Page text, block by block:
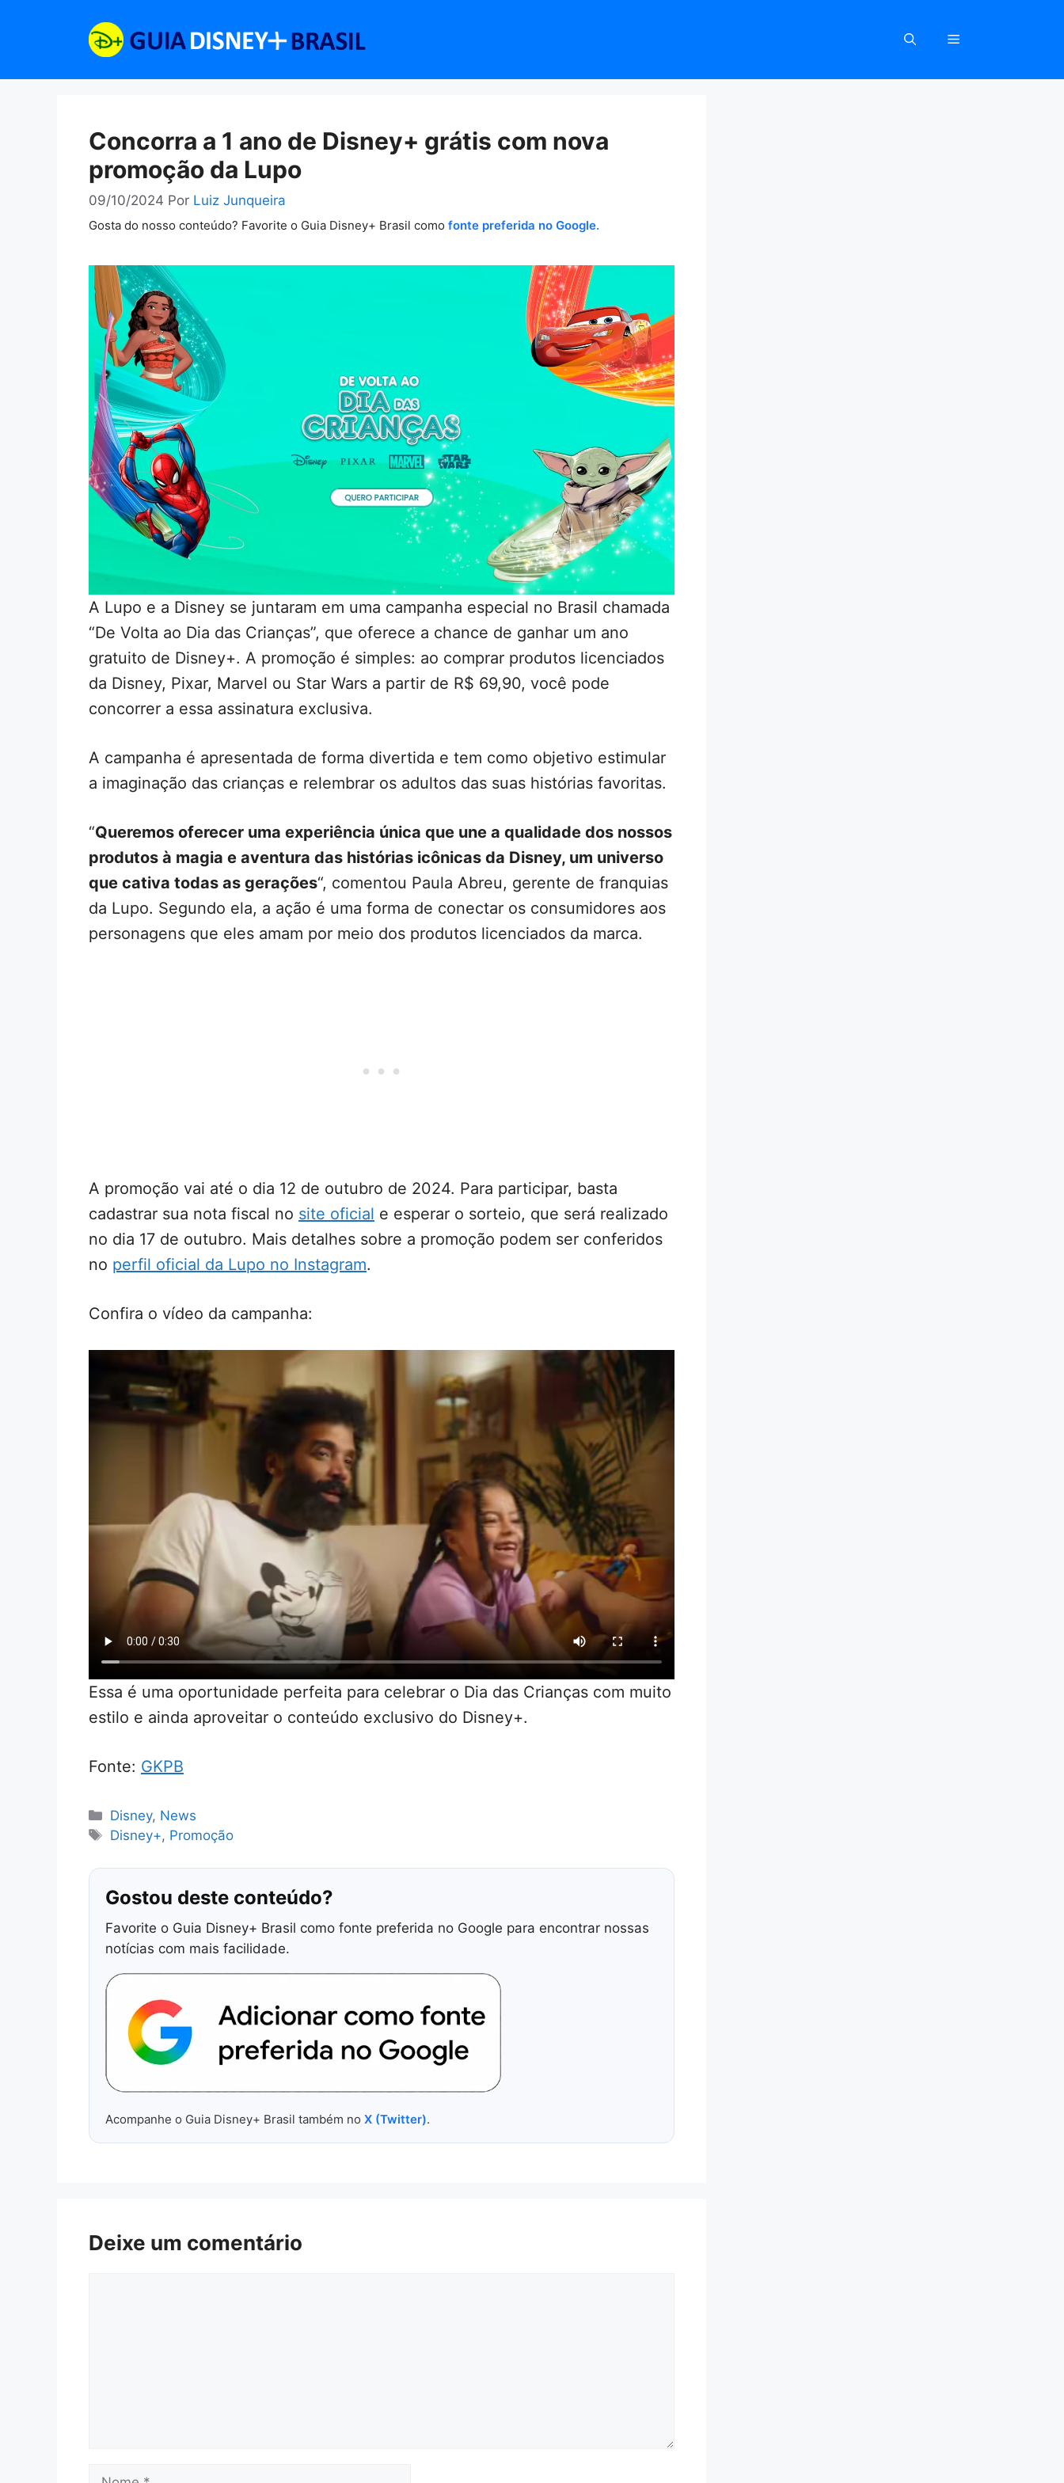
Concorra a 1 ano de Disney+ grátis com nova
promoção da Lupo
09/10/2024 Por Luiz Junqueira
Gosta do nosso conteúdo? Favorite o Guia Disney+ Brasil como fonte preferida no Google.
A Lupo e a Disney se juntaram em uma campanha especial no Brasil chamada
“De Volta ao Dia das Crianças”, que oferece a chance de ganhar um ano
gratuito de Disney+. A promoção é simples: ao comprar produtos licenciados
da Disney, Pixar, Marvel ou Star Wars a partir de R$ 69,90, você pode
concorrer a essa assinatura exclusiva.
A campanha é apresentada de forma divertida e tem como objetivo estimular
a imaginação das crianças e relembrar os adultos das suas histórias favoritas.
“Queremos oferecer uma experiência única que une a qualidade dos nossos
produtos à magia e aventura das histórias icônicas da Disney, um universo
que cativa todas as gerações“, comentou Paula Abreu, gerente de franquias
da Lupo. Segundo ela, a ação é uma forma de conectar os consumidores aos
personagens que eles amam por meio dos produtos licenciados da marca.
A promoção vai até o dia 12 de outubro de 2024. Para participar, basta
cadastrar sua nota fiscal no site oficial e esperar o sorteio, que será realizado
no dia 17 de outubro. Mais detalhes sobre a promoção podem ser conferidos
no perfil oficial da Lupo no Instagram.
Confira o vídeo da campanha:
Essa é uma oportunidade perfeita para celebrar o Dia das Crianças com muito
estilo e ainda aproveitar o conteúdo exclusivo do Disney+.
Fonte: GKPB
Categorias
Disney, News
Tags
Disney+, Promoção
Gostou deste conteúdo?
Favorite o Guia Disney+ Brasil como fonte preferida no Google para encontrar nossas
notícias com mais facilidade.
Acompanhe o Guia Disney+ Brasil também no X (Twitter).
Deixe um comentário
Nome